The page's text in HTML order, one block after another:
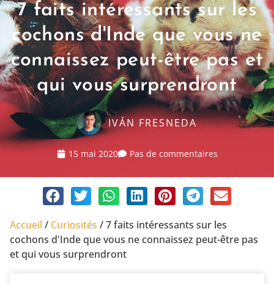
7 faits intéressants sur les
cochons d'Inde que vous ne
connaissez peut-être pas et
qui vous surprendront
IVÁN FRESNEDA
15 mai 2020 Pas de commentaires
Accueil / Curiosités /7 faits intéressants sur les
cochons d'Inde que vous ne connaissez peut-être pas
et qui vous surprendront